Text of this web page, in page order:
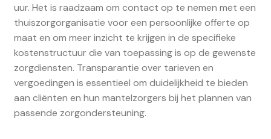
uur. Het is raadzaam om contact op te nemen met een
thuiszorgorganisatie voor een persoonlijke offerte op
maat en om meer inzicht te krijgen in de specifieke
kostenstructuur die van toepassing is op de gewenste
zorgdiensten. Transparantie over tarieven en
vergoedingen is essentieel om duidelijkheid te bieden
aan cliënten en hun mantelzorgers bij het plannen van
passende zorgondersteuning.